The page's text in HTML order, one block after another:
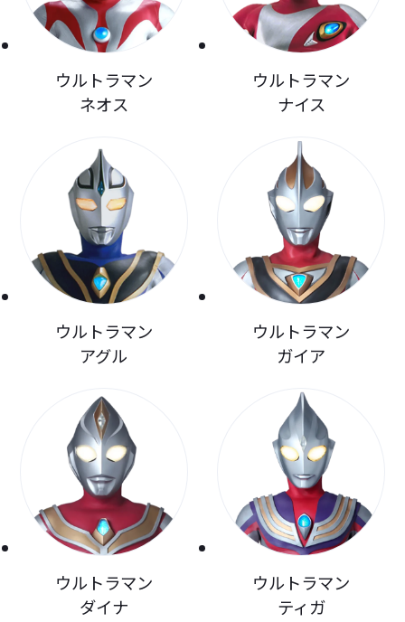
ウルトラマン
ネオス
ウルトラマン
ナイス
ウルトラマン
アグル
ウルトラマン
ガイア
ウルトラマン
ダイナ
ウルトラマン
ティガ